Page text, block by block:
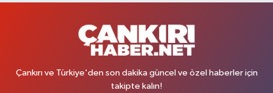
Çankırı ve Türkiye'den son dakika güncel ve özel haberler için
takipte kalın!